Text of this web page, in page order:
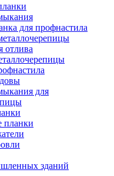
для профнастила
отлива
для
планки
зданий